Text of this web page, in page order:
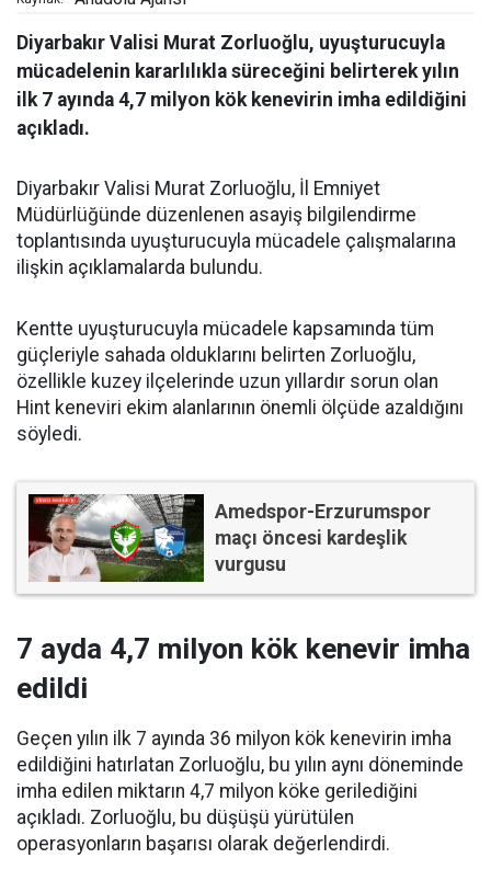
Diyarbakır Valisi Murat Zorluoğlu, uyuşturucuyla
mücadelenin kararlılıkla süreceğini belirterek yılın
ilk 7 ayında 4,7 milyon kök kenevirin imha edildiğini
açıkladı.
Diyarbakır Valisi Murat Zorluoğlu, İl Emniyet
Müdürlüğünde düzenlenen asayiş bilgilendirme
toplantısında uyuşturucuyla mücadele çalışmalarına
ilişkin açıklamalarda bulundu.
Kentte uyuşturucuyla mücadele kapsamında tüm
güçleriyle sahada olduklarını belirten Zorluoğlu,
özellikle kuzey ilçelerinde uzun yıllardır sorun olan
Hint keneviri ekim alanlarının önemli ölçüde azaldığını
söyledi.
Amedspor-Erzurumspor
maçı öncesi kardeşlik
vurgusu
7 ayda 4,7 milyon kök kenevir imha
edildi
Geçen yılın ilk 7 ayında 36 milyon kök kenevirin imha
edildiğini hatırlatan Zorluoğlu, bu yılın aynı döneminde
imha edilen miktarın 4,7 milyon köke gerilediğini
açıkladı. Zorluoğlu, bu düşüşü yürütülen
operasyonların başarısı olarak değerlendirdi.